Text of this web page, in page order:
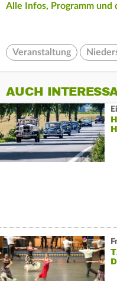
Alle Infos, Programm und
Veranstaltung
AUCH